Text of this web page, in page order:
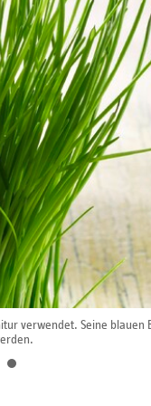
verwendet. Seine blauen